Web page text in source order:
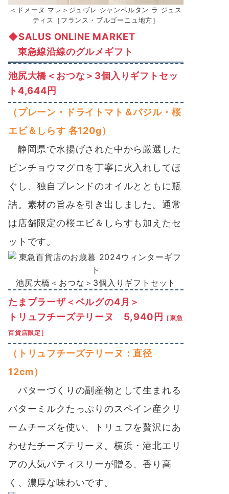
＜ドメーヌ マレ＞ジュヴレ シャンベルタン ラ ジュス
ティス［フランス・ブルゴーニュ地方］
◆SALUS ONLINE MARKET
東急線沿線のグルメギフト
池尻大橋＜おつな＞3個入りギフトセッ
ト4,644円
（プレーン・ドライトマト＆バジル・桜
エビ＆しらす 各120g）
静岡県で水揚げされた中から厳選した
ビンチョウマグロを丁寧に火入れしてほ
ぐし、独自ブレンドのオイルとともに瓶
詰。素材の旨みを引き出しました。通常
は店舗限定の桜エビ＆しらすも加えたセ
ットです。
池尻大橋＜おつな＞3個入りギフトセット
たまプラーザ＜ベルグの4月＞
トリュフチーズテリーヌ 5,940円 ［東急
百貨店限定］
（トリュフチーズテリーヌ：直径
12cm）
バターづくりの副産物として生まれる
バターミルクたっぷりのスペイン産クリ
ームチーズを使い、トリュフを贅沢にあ
わせたチーズテリーヌ。横浜・港北エリ
アの人気パティスリーが贈る、香り高
く、濃厚な味わいです。